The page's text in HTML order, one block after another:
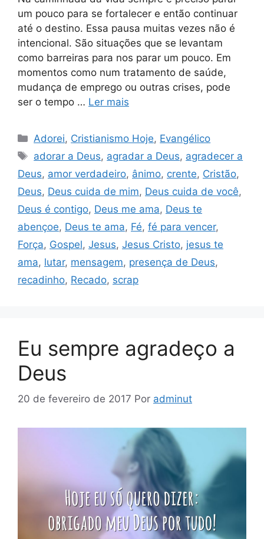
um pouco para se fortalecer e então continuar
até o destino. Essa pausa muitas vezes não é
intencional. São situações que se levantam
como barreiras para nos parar um pouco. Em
momentos como num tratamento de saúde,
mudança de emprego ou outras crises, pode
ser o tempo … Ler mais
Categorias
Adorei, Cristianismo Hoje, Evangélico
Tags
adorar a Deus, agradar a Deus, agradecer a
Deus, amor verdadeiro, ânimo, crente, Cristão,
Deus, Deus cuida de mim, Deus cuida de você,
Deus é contigo, Deus me ama, Deus te
abençoe, Deus te ama, Fé, fé para vencer,
Força, Gospel, Jesus, Jesus Cristo, jesus te
ama, lutar, mensagem, presença de Deus,
recadinho, Recado, scrap
Eu sempre agradeço a
Deus
20 de fevereiro de 2017 Por adminut